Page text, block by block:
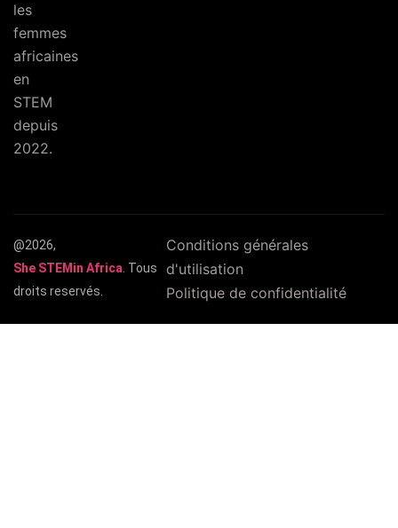
les
femmes
africaines
en
STEM
depuis
2022.
@2026,
She STEMin Africa. Tous
droits reservés.
Conditions générales
d'utilisation
Politique de confidentialité